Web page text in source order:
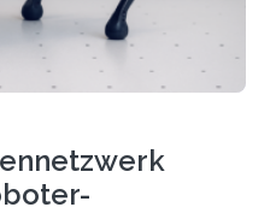
Quantencomputern